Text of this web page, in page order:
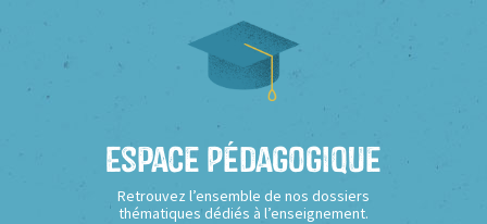
Espace Pédagogique
Retrouvez l’ensemble de nos dossiers
thématiques dédiés à l’enseignement.